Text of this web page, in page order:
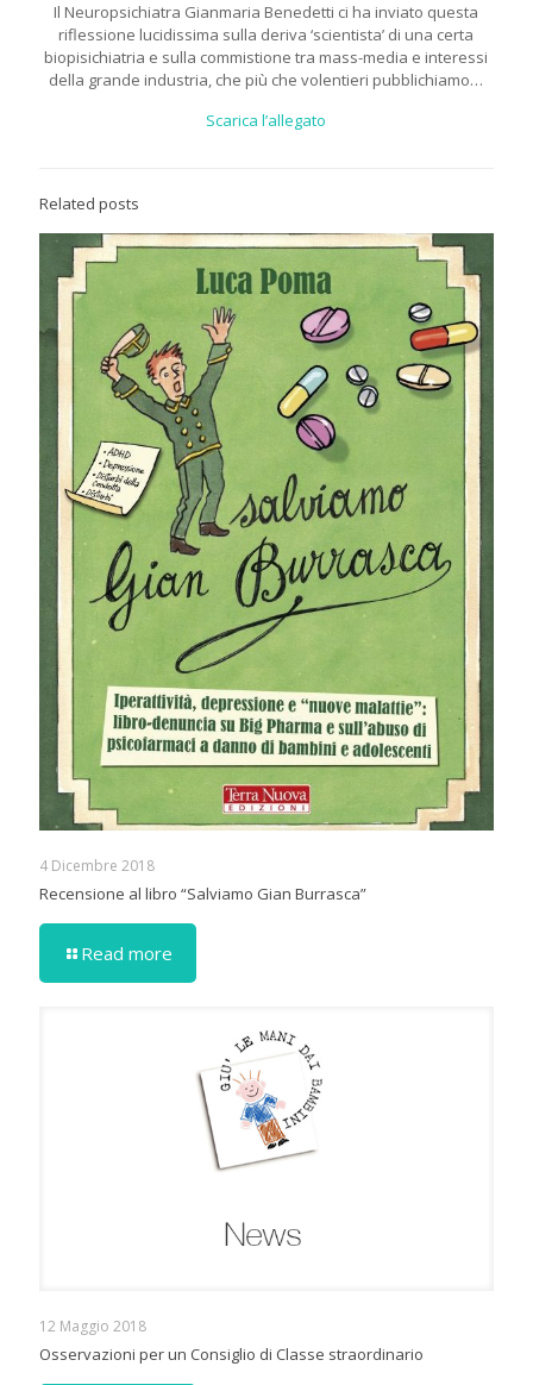
Il Neuropsichiatra Gianmaria Benedetti ci ha inviato questa
riflessione lucidissima sulla deriva ‘scientista’ di una certa
biopisichiatria e sulla commistione tra mass-media e interessi
della grande industria, che più che volentieri pubblichiamo…
Scarica l’allegato
Related posts
4 Dicembre 2018
Recensione al libro “Salviamo Gian Burrasca”
Read more
12 Maggio 2018
Osservazioni per un Consiglio di Classe straordinario